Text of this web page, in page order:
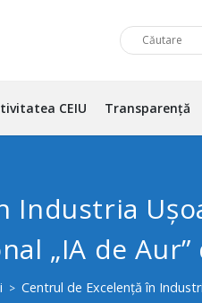
CEIU Transparență
Industria
„IA de Aur”
> Centrul de Excelență în